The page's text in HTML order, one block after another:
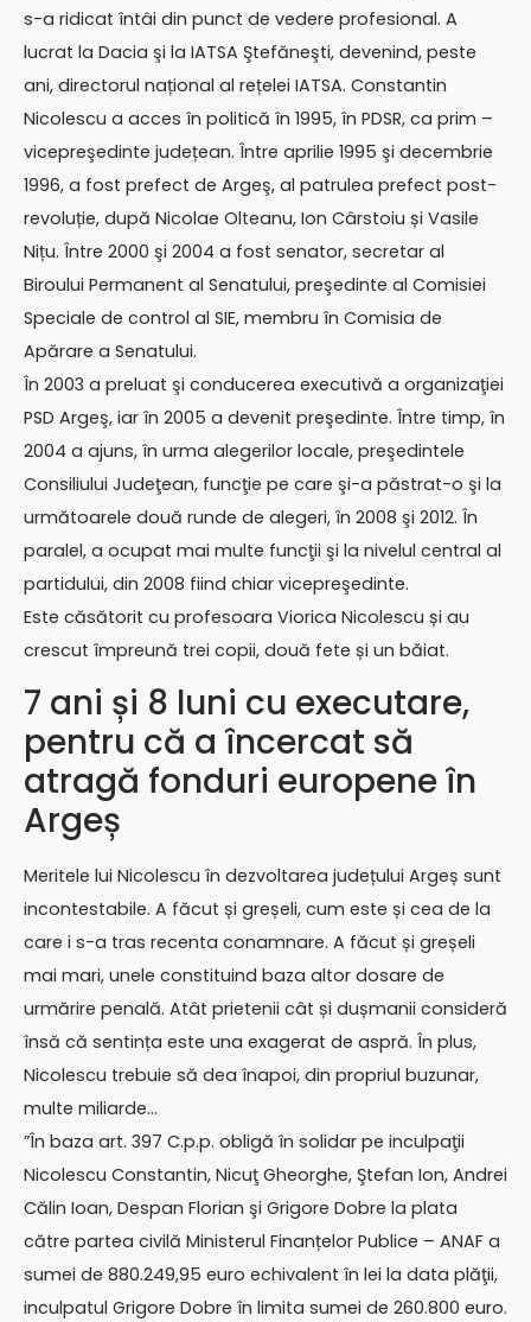
s-a ridicat întâi din punct de vedere profesional. A
lucrat la Dacia şi la IATSA Ştefăneşti, devenind, peste
ani, directorul național al rețelei IATSA. Constantin
Nicolescu a acces în politică în 1995, în PDSR, ca prim –
vicepreşedinte județean. Între aprilie 1995 şi decembrie
1996, a fost prefect de Argeş, al patrulea prefect post-
revoluție, după Nicolae Olteanu, Ion Cârstoiu și Vasile
Nițu. Între 2000 şi 2004 a fost senator, secretar al
Biroului Permanent al Senatului, preşedinte al Comisiei
Speciale de control al SIE, membru în Comisia de
Apărare a Senatului.
În 2003 a preluat şi conducerea executivă a organizaţiei
PSD Argeş, iar în 2005 a devenit preşedinte. Între timp, în
2004 a ajuns, în urma alegerilor locale, preşedintele
Consiliului Judeţean, funcţie pe care şi-a păstrat-o şi la
următoarele două runde de alegeri, în 2008 şi 2012. În
paralel, a ocupat mai multe funcţii şi la nivelul central al
partidului, din 2008 fiind chiar vicepreşedinte.
Este căsătorit cu profesoara Viorica Nicolescu și au
crescut împreună trei copii, două fete și un băiat.
7 ani și 8 luni cu executare,
pentru că a încercat să
atragă fonduri europene în
Argeș
Meritele lui Nicolescu în dezvoltarea județului Argeș sunt
incontestabile. A făcut și greșeli, cum este și cea de la
care i s-a tras recenta conamnare. A făcut și greșeli
mai mari, unele constituind baza altor dosare de
urmărire penală. Atât prietenii cât și dușmanii consideră
însă că sentința este una exagerat de aspră. În plus,
Nicolescu trebuie să dea înapoi, din propriul buzunar,
multe miliarde…
”În baza art. 397 C.p.p. obligă în solidar pe inculpaţii
Nicolescu Constantin, Nicuţ Gheorghe, Ştefan Ion, Andrei
Călin Ioan, Despan Florian şi Grigore Dobre la plata
către partea civilă Ministerul Finanțelor Publice – ANAF a
sumei de 880.249,95 euro echivalent în lei la data plăţii,
inculpatul Grigore Dobre în limita sumei de 260.800 euro.